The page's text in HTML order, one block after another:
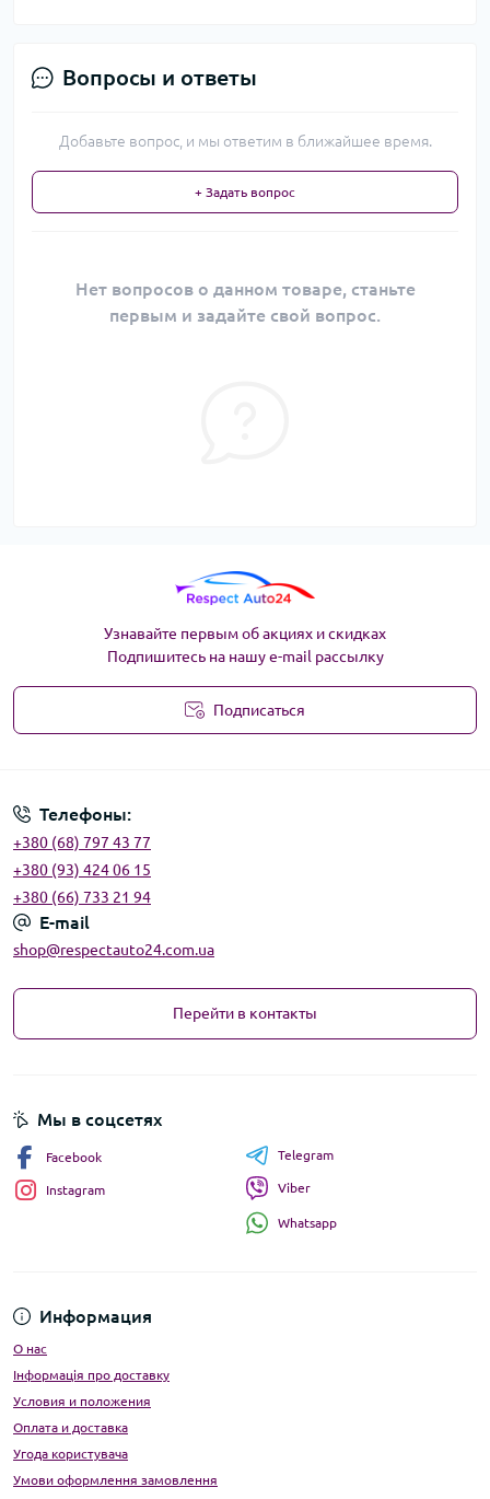
Вопросы и ответы
Добавьте вопрос, и мы ответим в ближайшее время.
+ Задать вопрос
Нет вопросов о данном товаре, станьте
первым и задайте свой вопрос.
Узнавайте первым об акциях и скидках
Подпишитесь на нашу e-mail рассылку
Подписаться
Телефоны:
+380 (68) 797 43 77
+380 (93) 424 06 15
+380 (66) 733 21 94
E-mail
shop@respectauto24.com.ua
Перейти в контакты
Информация
О нас
Інформація про доставку
Условия и положения
Оплата и доставка
Угода користувача
Умови оформлення замовлення
Мы в соцсетях
Facebook
Instagram
Telegram
Viber
Whatsapp